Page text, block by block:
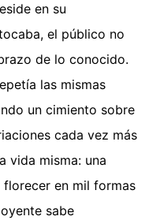
en su
el público no
de lo conocido.
las mismas
un cimiento sobre
cada vez más
vida misma: una
en mil formas
sabe